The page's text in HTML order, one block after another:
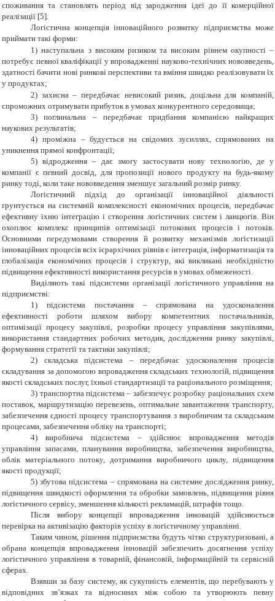
споживання та становлять період від зародження ідеї до її комерційної
реалізації [5].
Логістична концепція інноваційного розвитку підприємства може
приймати такі форми:
1) наступальна з високим ризиком та високим рівнем окупності –
потребує певної кваліфікації у впровадженні науково-технічних нововведень,
здатності бачити нові ринкові перспективи та вміння швидко реалізовувати їх
у продуктах;
2) захисна – передбачає невисокий ризик, доцільна для компаній,
спроможних отримувати прибуток в умовах конкурентного середовища;
3) поглинальна – передбачає придбання компанією найкращих
наукових результатів;
4) проміжна – будується на свідомих зусиллях, спрямованих на
уникнення прямої конфронтації;
5) відродження – дає змогу застосувати нову технологію, де у
компанії є певний досвід, для пропозиції нового продукту на будь-якому
ринку тоді, коли таке нововведення зменшує загальний розмір ринку.
Логістичний підхід до організації інноваційної діяльності
ґрунтується на системній комплексності економічних процесів, передбачає
ефективну їхню інтеграцію і створення логістичних систем і ланцюгів. Він
охоплює комплекс принципів оптимізації потокових процесів і потоків.
Основними передумовами створення й розвитку механізмів логістизації
інноваційних процесів всіх ієрархічних рівнів є інтеграція, інформатизація та
глобалізація економічних процесів і структур, які викликані необхідністю
підвищення ефективності використання ресурсів в умовах обмеженості.
Виділяють такі підсистеми організації логістичного управління на
підприємстві:
1) підсистема постачання – спрямована на удосконалення
ефективності роботи шляхом вибору компетентних постачальників,
оптимізації процесу закупівлі, розробки процесу управління закупівлями,
використання стандартних робочих методик, дослідження ринку закупівлі,
формування стратегії та тактики закупівлі;
2) складська підсистема – передбачає удосконалення процесів
складування за допомогою впровадження складських технологій, підвищення
якості складських послуг, їхньої стандартизації та раціонального розміщення;
3) транспортна підсистема – забезпечує розробку раціональних схем
поставок, маршрутизацію перевезень, оптимальне завантаження транспорту,
забезпечення єдності процесу транспортування з виробничим та складським
процесами, забезпечення обліку на транспорті;
4) виробнича підсистема – здійснює впровадження методів
управління запасами, планування виробництва, забезпечення виробництва,
облік матеріального потоку, дотримання виробничого циклу, підвищення
якості продукції;
5) збутова підсистема – спрямована на системне дослідження ринку,
підвищення швидкості оформлення та обробки замовлень, підвищення рівня
логістичного сервісу, зменшення кількості рекламацій, штрафів тощо.
Після вибору концепції впровадження інновацій здійснюється
перевірка на активізацію факторів успіху в логістичному управлінні.
Таким чином, рішення підприємства будуть чітко структуризовані, а
обрана концепція впровадження інновацій забезпечить досягнення успіху
логістичного управління в товарній, фінансовій, інформаційній та сервісній
сферах.
Взявши за базу систему, як сукупність елементів, що перебувають у
відповідних зв’язках та відносинах між собою та утворюють певну